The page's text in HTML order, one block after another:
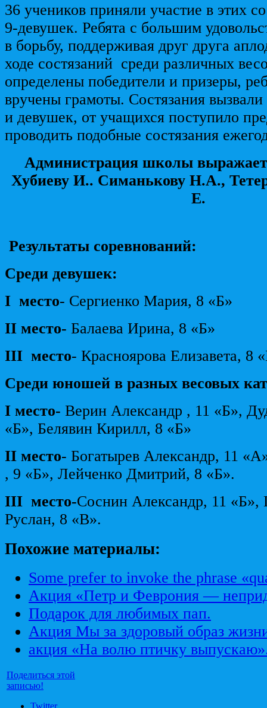
36 учеников приняли участие в этих
9-девушек. Ребята с большим
в борьбу, поддерживая друг друга
ходе состязаний среди различных
определены победители и призеры,
вручены грамоты. Состязания
и девушек, от учащихся поступило
проводить подобные состязания
Администрация школы выражает
Хубиеву И.. Симанькову Н.А.,
Е.
Результаты соревнований:
Среди девушек:
I место- Сергиенко Мария, 8 «Б»
II место- Балаева Ирина, 8 «Б»
III место- Красноярова Елизавета, 8
Среди юношей в разных весовых
I место- Верин Александр , 11 «Б»,
«Б», Белявин Кирилл, 8 «Б»
II место- Богатырев Александр, 11
, 9 «Б», Лейченко Дмитрий, 8 «Б».
III место-Соснин Александр, 11 «Б»,
Руслан, 8 «В».
Похожие материалы:
Some prefer to invoke the phrase
Акция «Петр и Феврония —
Подарок для любимых пап.
Акция Мы за здоровый образ
акция «На волю птичку
Поделиться этой
записью!